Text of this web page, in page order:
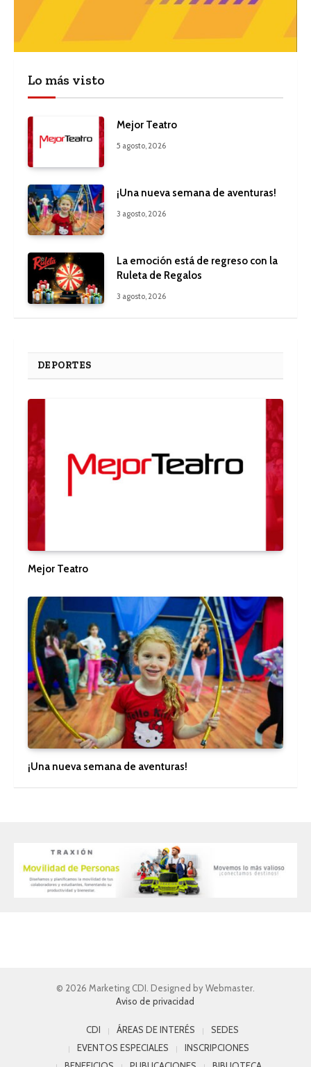
Lo más visto
Mejor Teatro
5 agosto, 2026
¡Una nueva semana de aventuras!
3 agosto, 2026
La emoción está de regreso con la
Ruleta de Regalos
3 agosto, 2026
DEPORTES
Mejor Teatro
¡Una nueva semana de aventuras!
© 2026 Marketing CDI. Designed by Webmaster.
Aviso de privacidad
CDI ÁREAS DE INTERÉS
SEDES
EVENTOS ESPECIALES
INSCRIPCIONES